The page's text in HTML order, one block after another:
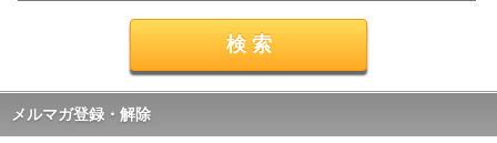
メルマガ登録・解除